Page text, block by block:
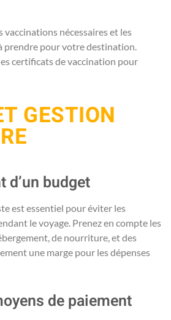
vaccinations nécessaires et les
prendre pour votre destination.
certificats de vaccination pour
GESTION
d’un budget
est essentiel pour éviter les
le voyage. Prenez en compte les
de nourriture, et des
une marge pour les dépenses
de paiement